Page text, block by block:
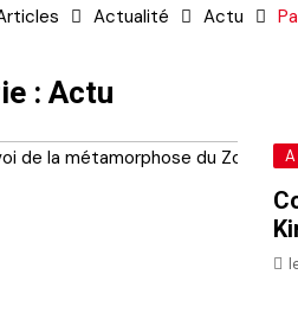
Actualité Actu
:Actu